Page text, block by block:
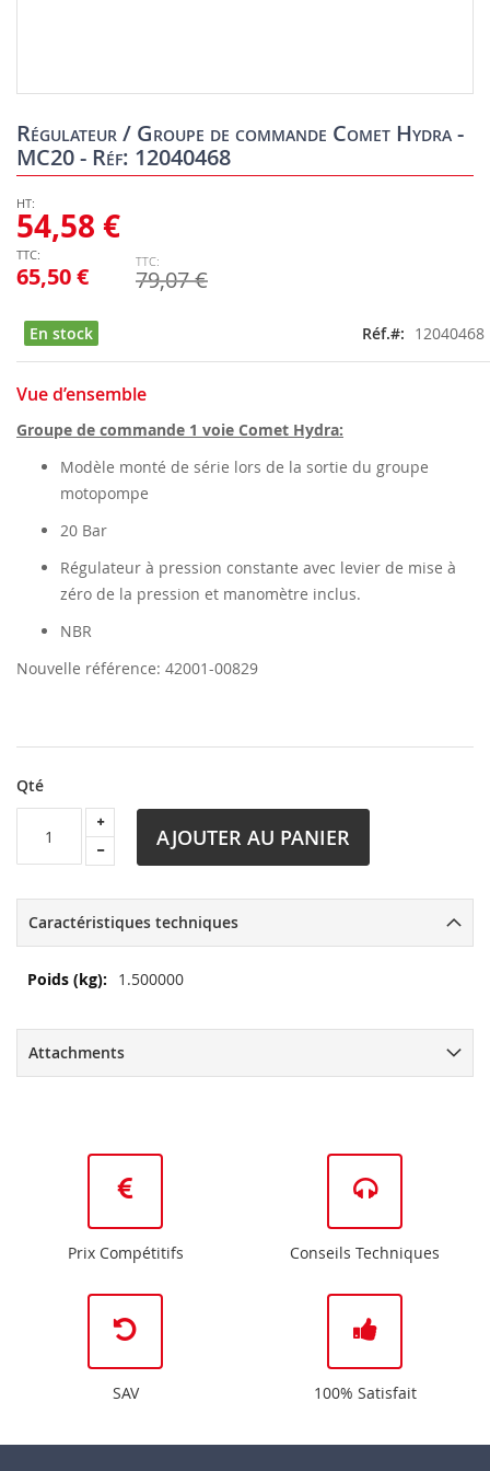
Régulateur / Groupe de commande Comet Hydra -
MC20 - Réf: 12040468
65,50 €
54,58 €
79,07 €
En stock Réf. 12040468
Vue d’ensemble
Groupe de commande 1 voie Comet Hydra:
Modèle monté de série lors de la sortie du groupe
motopompe
20 Bar
Régulateur à pression constante avec levier de mise à
zéro de la pression et manomètre inclus.
NBR
Nouvelle référence: 42001-00829
Qté
AJOUTER AU PANIER
to
the
beginning
the
images
gallery
Caractéristiques techniques
Plus
1.500000
Attachments
Prix Compétitifs Conseils Techniques
SAV 100% Satisfait